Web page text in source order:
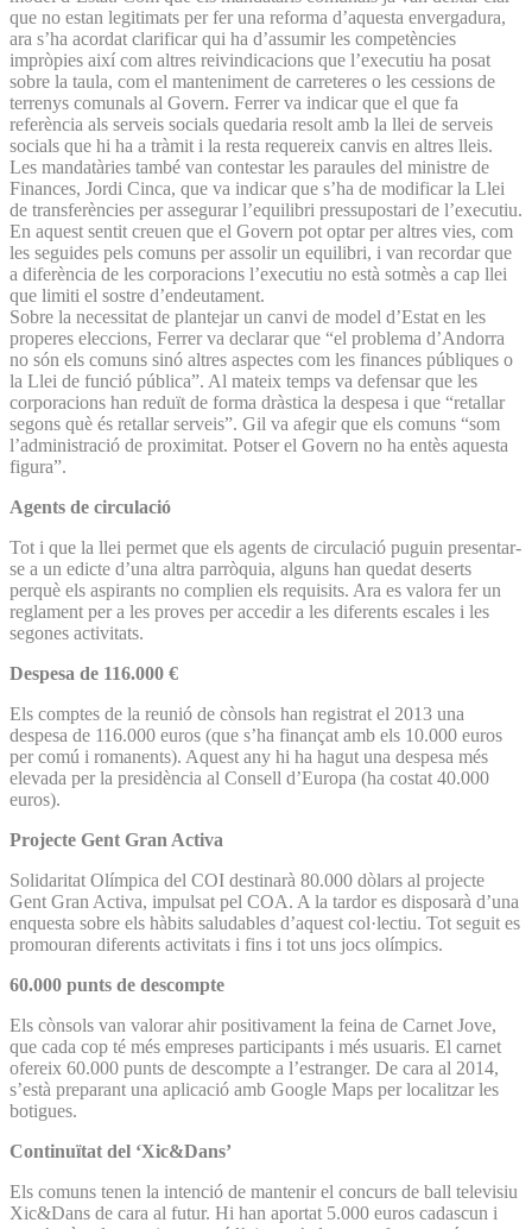
que no estan legitimats per fer una reforma d’aquesta envergadura,
ara s’ha acordat clarificar qui ha d’assumir les competències
impròpies així com altres reivindicacions que l’executiu ha posat
sobre la taula, com el manteniment de carreteres o les cessions de
terrenys comunals al Govern. Ferrer va indicar que el que fa
referència als serveis socials quedaria resolt amb la llei de serveis
socials que hi ha a tràmit i la resta requereix canvis en altres lleis.
Les mandatàries també van contestar les paraules del ministre de
Finances, Jordi Cinca, que va indicar que s’ha de modificar la Llei
de transferències per assegurar l’equilibri pressupostari de l’executiu.
En aquest sentit creuen que el Govern pot optar per altres vies, com
les seguides pels comuns per assolir un equilibri, i van recordar que
a diferència de les corporacions l’executiu no està sotmès a cap llei
que limiti el sostre d’endeutament.
Sobre la necessitat de plantejar un canvi de model d’Estat en les
properes eleccions, Ferrer va declarar que “el problema d’An­dorra
no són els comuns sinó altres aspectes com les finances públiques o
la Llei de funció pública”. Al mateix temps va defensar que les
corporacions han reduït de forma dràstica la despesa i que “retallar
segons què és retallar serveis”. Gil va afegir que els comuns “som
l’administració de proximitat. Potser el Govern no ha entès aquesta
figura”.
Agents de circulació
Tot i que la llei permet que els agents de circulació puguin presentar-
se a un edicte d’una altra parròquia, alguns han quedat deserts
perquè els aspirants no complien els requisits. Ara es valora fer un
reglament per a les proves per accedir a les diferents escales i les
segones activitats.
Despesa de 116.000 €
Els comptes de la reunió de cònsols han registrat el 2013 una
despesa de 116.000 euros (que s’ha finançat amb els 10.000 euros
per comú i romanents). Aquest any hi ha hagut una despesa més
elevada per la presidència al Consell d’Europa (ha costat 40.000
euros).
Projecte Gent Gran Activa
Solidaritat Olímpica del COI destinarà 80.000 dòlars al projecte
Gent Gran Activa, impulsat pel COA. A la tardor es disposarà d’una
enquesta sobre els hàbits saludables d’aquest col·lectiu. Tot seguit es
promouran diferents activitats i fins i tot uns jocs olímpics.
60.000 punts de descompte
Els cònsols van valorar ahir positivament la feina de Carnet Jove,
que cada cop té més empreses participants i més usuaris. El carnet
ofereix 60.000 punts de descompte a l’estranger. De cara al 2014,
s’està preparant una aplicació amb Google Maps per localitzar les
botigues.
Continuïtat del ‘Xic&Dans’
Els comuns tenen la intenció de mantenir el concurs de ball televisiu
Xic&Dans de cara al futur. Hi han aportat 5.000 euros cadascun i